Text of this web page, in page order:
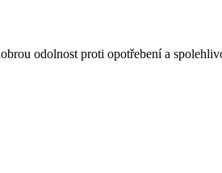
odolnost proti opotřebení a